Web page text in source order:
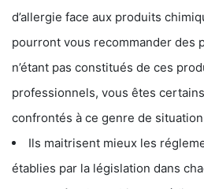
d’allergie face aux produits
pourront vous recommander des
n’étant pas constitués de ces
professionnels, vous êtes
confrontés à ce genre de
Ils maitrisent mieux les
établies par la législation dans